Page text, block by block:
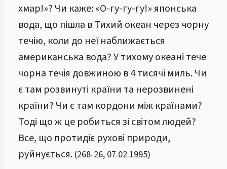
хмар!»? Чи каже: «О-гу-гу-гу!» японська
вода, що пішла в Тихий океан через чорну
течію, коли до неї наближається
американська вода? У тихому океані тече
чорна течія довжиною в 4 тисячі миль. Чи
є там розвинуті країни та нерозвинені
країни? Чи є там кордони між країнами?
Тоді що ж це робиться зі світом людей?
Все, що протидіє рухові природи,
руйнується. (268-26, 07.02.1995)